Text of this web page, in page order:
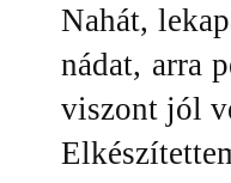
Nahát,
nádat, arra
viszont jól